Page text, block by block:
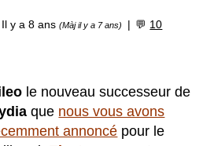
Il y a 8 ans(Màj il y a 7 ans) 💬 10
le nouveau successeur de
que nous vous avons
annoncé pour le